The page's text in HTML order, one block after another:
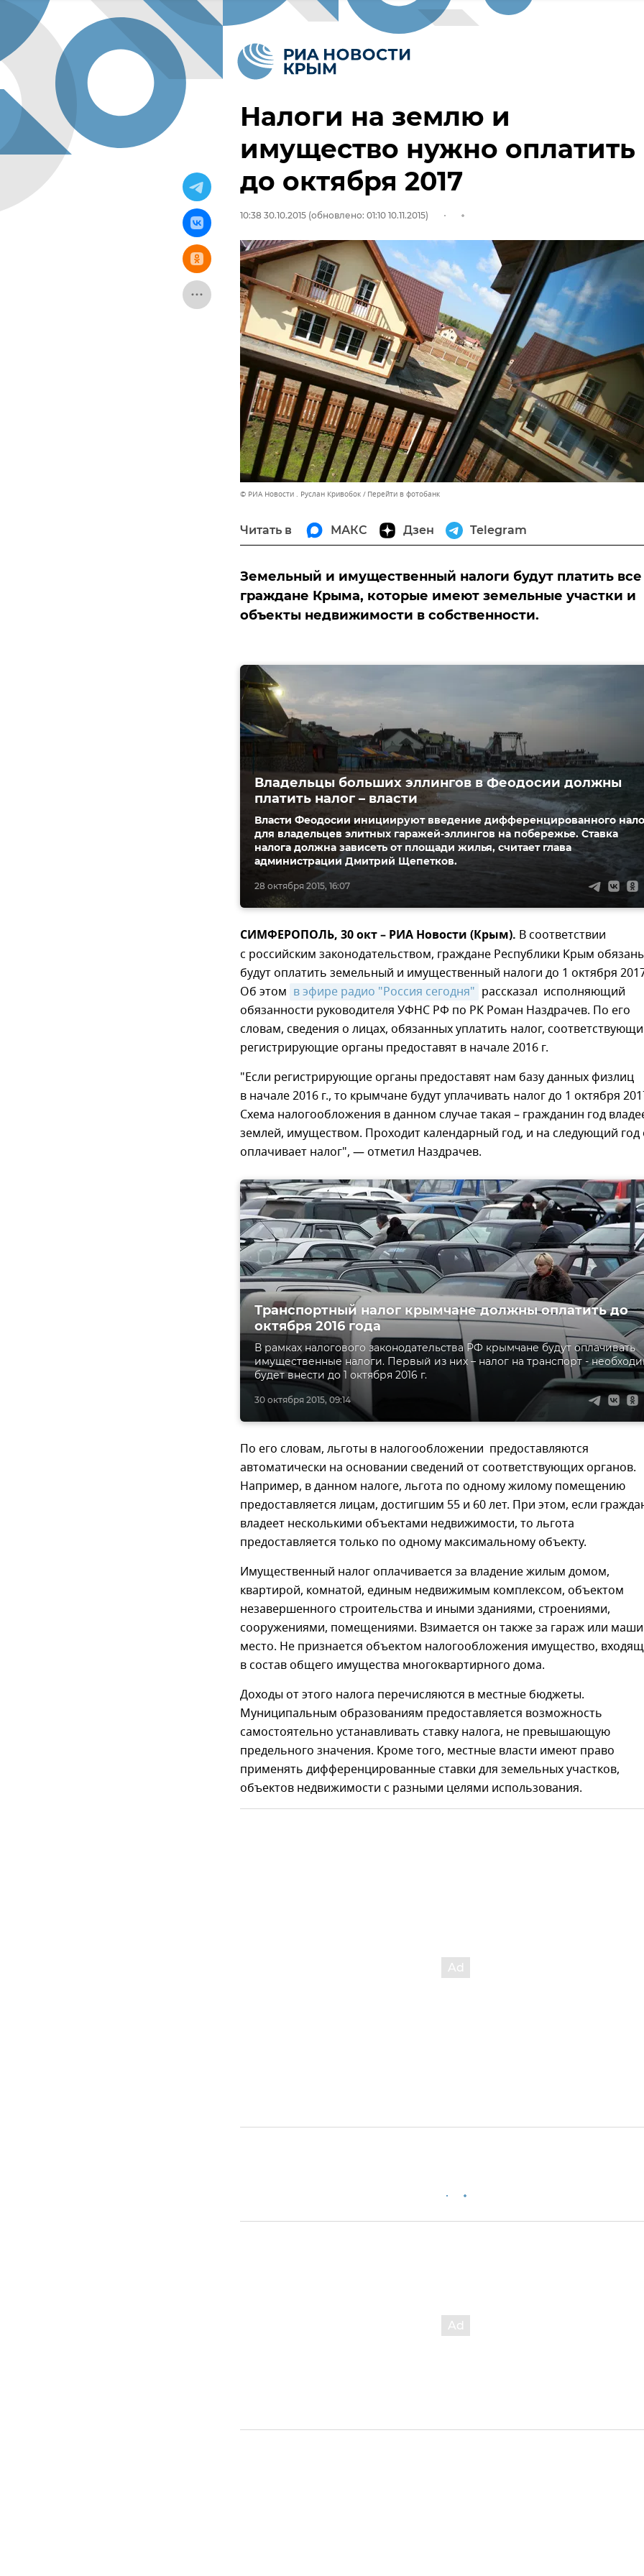
Налоги на землю и
имущество нужно оплатить
до октября 2017
10:38 30.10.2015 (обновлено: 01:10 10.11.2015)
© РИА Новости . Руслан Кривобок Перейти в фотобанк
Читать в МАКС Дзен Telegram
Земельный и имущественный налоги будут платить все
граждане Крыма, которые имеют земельные участки и
объекты недвижимости в собственности.
28 октября 2015, 16:07
Владельцы больших эллингов в Феодосии должны
платить налог – власти
Власти Феодосии инициируют введение дифференцированного
для владельцев элитных гаражей-эллингов на побережье. Ставка
налога должна зависеть от площади жилья, считает глава
администрации Дмитрий Щепетков.
СИМФЕРОПОЛЬ, 30 окт – РИА Новости (Крым). В соответствии
с российским законодательством, граждане Республики Крым
будут оплатить земельный и имущественный налоги до 1 октября
Об этом в эфире радио "Россия сегодня" рассказал исполняющий
обязанности руководителя УФНС РФ по РК Роман Наздрачев. По его
словам, сведения о лицах, обязанных уплатить налог,
регистрирующие органы предоставят в начале 2016 г.
"Если регистрирующие органы предоставят нам базу данных физлиц
в начале 2016 г., то крымчане будут уплачивать налог до 1 октября
Схема налогообложения в данном случае такая – гражданин год
землей, имуществом. Проходит календарный год, и на следующий год
оплачивает налог", — отметил Наздрачев.
30 октября 2015, 09:14
Транспортный налог крымчане должны оплатить до
октября 2016 года
В рамках налогового законодательства РФ крымчане будут оплачивать
имущественные налоги. Первый из них – налог на транспорт -
будет внести до 1 октября 2016 г.
По его словам, льготы в налогообложении предоставляются
автоматически на основании сведений от соответствующих органов.
Например, в данном налоге, льгота по одному жилому помещению
предоставляется лицам, достигшим 55 и 60 лет. При этом, если
владеет несколькими объектами недвижимости, то льгота
предоставляется только по одному максимальному объекту.
Имущественный налог оплачивается за владение жилым домом,
квартирой, комнатой, единым недвижимым комплексом, объектом
незавершенного строительства и иными зданиями, строениями,
сооружениями, помещениями. Взимается он также за гараж или
место. Не признается объектом налогообложения имущество,
в состав общего имущества многоквартирного дома.
Доходы от этого налога перечисляются в местные бюджеты.
Муниципальным образованиям предоставляется возможность
самостоятельно устанавливать ставку налога, не превышающую
предельного значения. Кроме того, местные власти имеют право
применять дифференцированные ставки для земельных участков,
объектов недвижимости с разными целями использования.